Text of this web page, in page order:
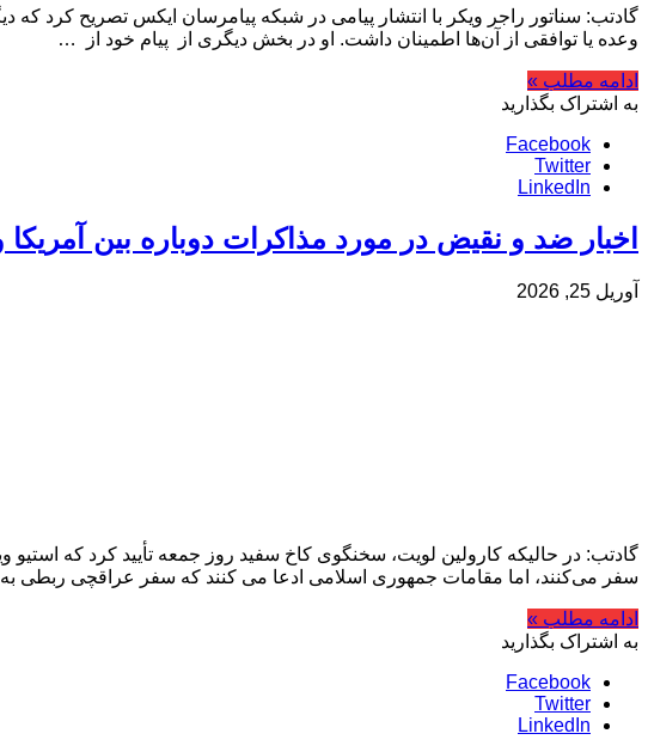
گادتب: سناتور راجر ویکر با انتشار پیامی در شبکه پیامرسان ایکس تصریح کرد که
وعده یا توافقی از آن‌ها اطمینان داشت. او در بخش دیگری از پیام خود از …
ادامه مطلب »
به اشتراک بگذارید
Facebook
Twitter
LinkedIn
اخبار ضد و نقیض در مورد مذاکرات دوباره بین آمریکا
آوریل 25, 2026
گادتب: در حالیکه کارولین لویت، سخنگوی کاخ سفید روز جمعه تأیید کرد که استیو
سفر می‌کنند، اما مقامات جمهوری اسلامی ادعا می کنند که سفر عراقچی ربطی
ادامه مطلب »
به اشتراک بگذارید
Facebook
Twitter
LinkedIn